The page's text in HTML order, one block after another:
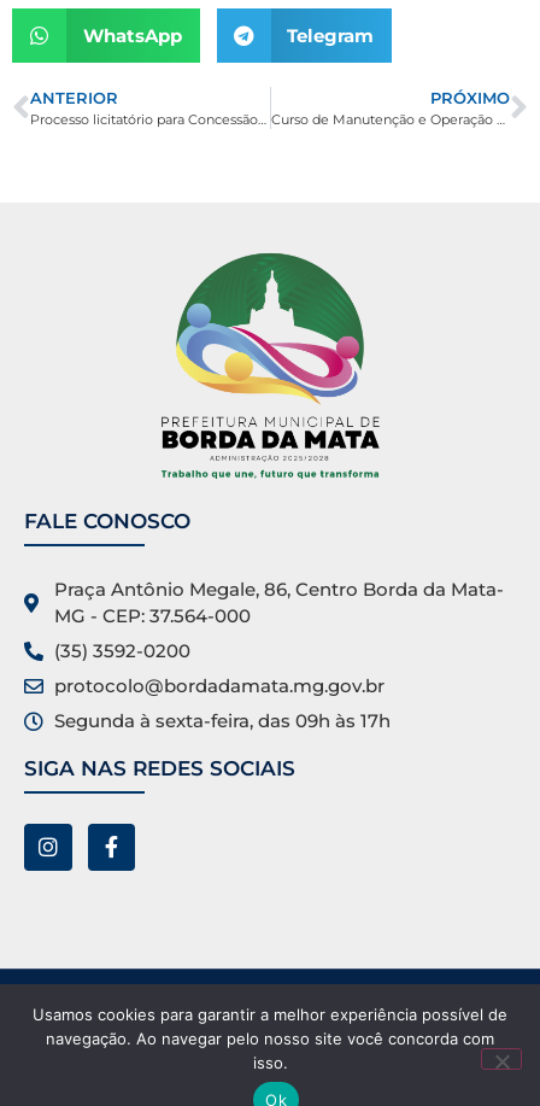
WhatsApp Telegram
ANTERIOR
Processo licitatório para Concessão Temporária de Espaço Público
PRÓXIMO
Curso de Manutenção e Operação de Podadora e Roçadeira
FALE CONOSCO
Praça Antônio Megale, 86, Centro Borda da Mata-
MG - CEP: 37.564-000
(35) 3592-0200
protocolo@bordadamata.mg.gov.br
Segunda à sexta-feira, das 09h às 17h
SIGA NAS REDES SOCIAIS
Prefeitura Municipal de Borda da Mata ©. Todos os
direitos reservados.
Usamos cookies para garantir a melhor experiência possível de
navegação. Ao navegar pelo nosso site você concorda com
isso.
Ok